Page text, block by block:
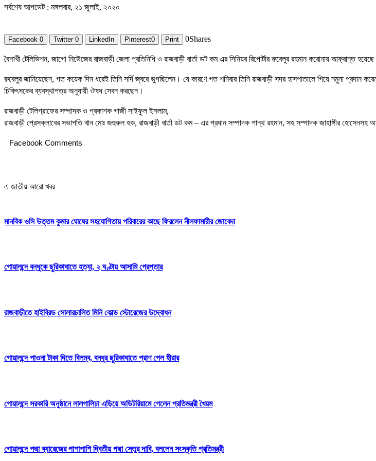
সর্বশেষ আপডেট : মঙ্গলবার, ২১ জুলাই, ২০২০
Facebook 0 Twitter 0 LinkedIn Pinterest0 Print 0Shares
বৈশাখী টেলিভিশন, জাগো নিউেজের রাজবাড়ী জেলা প্রতিনিধি ও রাজবাড়ী বার্তা ডট কম এর সিনিয়র রিপোর্টার রুবেলুর রহমান করোনায় আক্রান্ত
রুবেলুর জানিয়েছেন, গত কয়েক দিন ধরেই তিনি সর্দি জ্বরে ভুগছিলেন। যে কারণে গত শনিবার তিনি রাজবাড়ী সদর হাসপাতালে গিয়ে নমুনা
চিকিৎসকের ব্যবস্থাপত্র অনুযায়ী ঔষধ সেবন করছেন।
রাজবাড়ী টেলিগ্রাফের সম্পাদক ও প্রকাশক গাজী সাইফুল ইসলাম,
রাজবাড়ী প্রেসক্লাবের সভাপতি খান মোঃ জহুরুল হক, রাজবাড়ী বার্তা ডট কম – এর প্রধান সম্পাদক পান্থ রহমান, সহ সম্পাদক জাহাঙ্গীর হোসেনসহ
Facebook Comments
এ জাতীয় আরো খবর
মানবিক ওসি উত্তম কুমার ঘোষের সহযোগিতায় পরিবারের কাছে ফিরলেন নীলফামারীর জোবেদা
গোয়ালন্দে বন্ধুকে ছুরিকাঘাতে হত্যা, ২ ঘণ্টায় আসামি গ্রেপ্তার
রাজবাড়ীতে হাইব্রিড সোলারচালিত মিনি কোল্ড স্টোরেজের উদ্বোধন
গোয়ালন্দে পাওনা টাকা দিতে বিলম্ব, বন্ধুর ছুরিকাঘাতে প্রাণ গেল হীরার
গোয়ালন্দে সরকারি অনুষ্ঠানে লালগালিচা এড়িয়ে অডিটরিয়ামে গেলেন প্রতিমন্ত্রী খৈয়ম
গোয়ালন্দে পদ্মা ব্যারেজের পাশাপাশি দ্বিতীয় পদ্মা সেতুর দাবি, বললেন সংস্কৃতি প্রতিমন্ত্রী